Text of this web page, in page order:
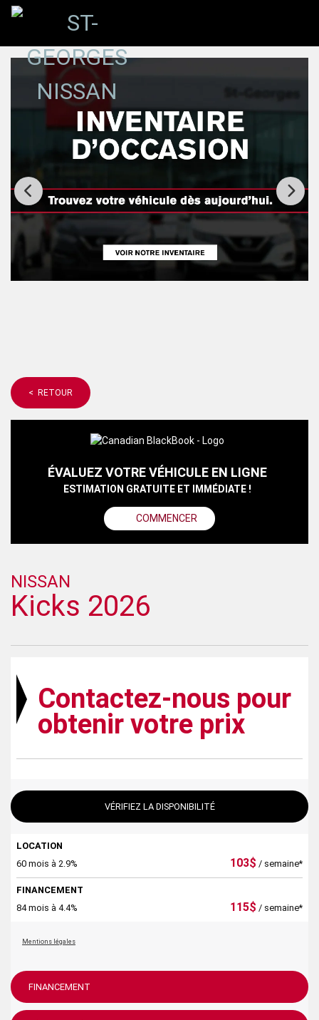
< RETOUR
ÉVALUEZ VOTRE VÉHICULE EN LIGNE
ESTIMATION GRATUITE ET IMMÉDIATE !
COMMENCER
NISSAN
Kicks 2026
Contactez-nous pour
obtenir votre prix
VÉRIFIEZ LA DISPONIBILITÉ
LOCATION
60 mois à 2.9%
103$ / semaine*
FINANCEMENT
84 mois à 4.4%
115$ / semaine*
Mentions légales
FINANCEMENT